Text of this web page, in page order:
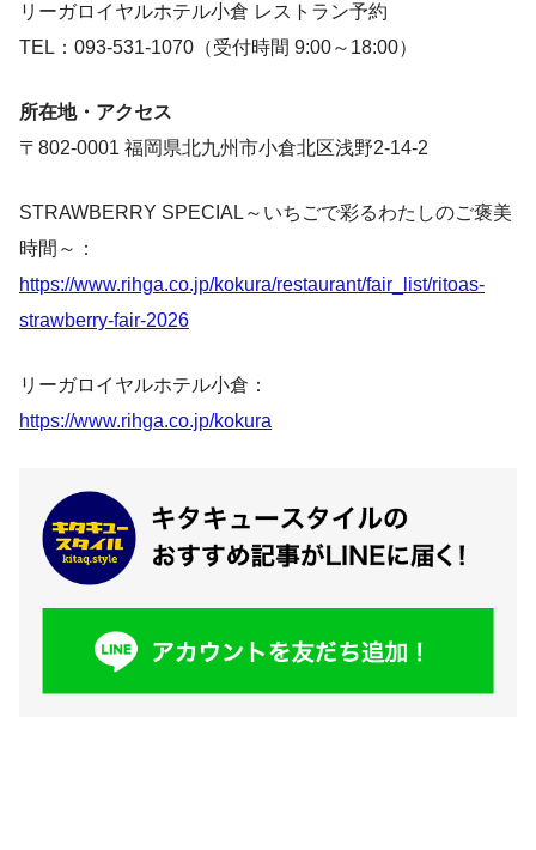
リーガロイヤルホテル小倉 レストラン予約
TEL：093-531-1070（受付時間 9:00～18:00）
所在地・アクセス
〒802-0001 福岡県北九州市小倉北区浅野2-14-2
STRAWBERRY SPECIAL～いちごで彩るわたしのご褒美
時間～：
https://www.rihga.co.jp/kokura/restaurant/fair_list/ritoas-
strawberry-fair-2026
リーガロイヤルホテル小倉：
https://www.rihga.co.jp/kokura